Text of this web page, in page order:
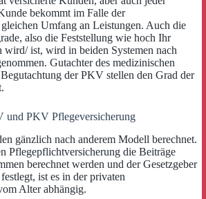
bekommt im Falle der
Umfang an Leistungen. Auch die
also die Feststellung wie hoch Ihr
wird/ ist, wird in beiden Systemen nach
Gutachter des medizinischen
der PKV stellen den Grad der
und PKV Pflegeversicherung
gänzlich nach anderem Modell berechnet.
Pflegepflichtversicherung die Beiträge
berechnet werden und der Gesetzgeber
ist es in der privaten
Alter abhängig.